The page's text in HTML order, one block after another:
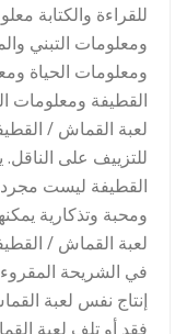
للقراءة والكتابة
ومعلومات التبني
ومعلومات الحياة
القطيفة ومعلومات
لعبة القماش /
للتزييف على
القطيفة ليست
ومحبة وتذكارية
لعبة القماش /
في الشريحة
إنتاج نفس لعبة
فقد أو تلف لعبة